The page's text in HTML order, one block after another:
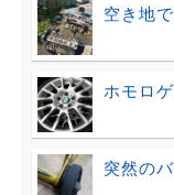
空き地
ホモロ
突然の